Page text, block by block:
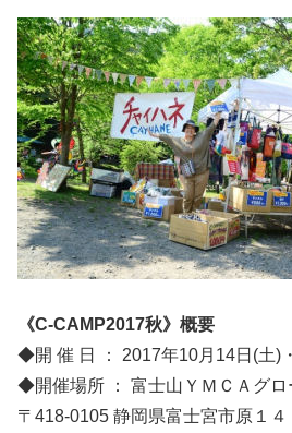
《C-CAMP2017秋》概要
◆開 催 日 ： 2017年10月14日(土)
◆開催場所 ： 富士山ＹＭＣＡグロ
〒418-0105 静岡県富士宮市原１４